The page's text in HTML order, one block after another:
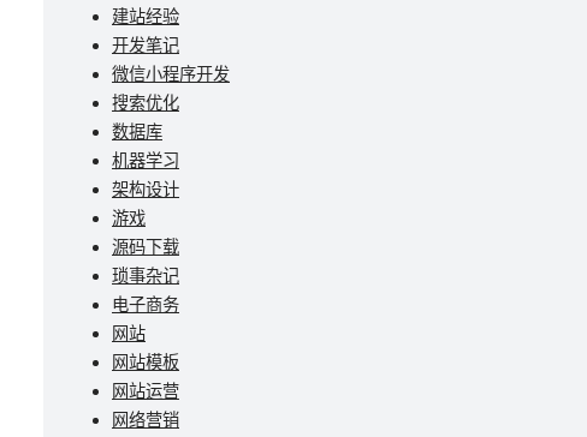
建站经验
开发笔记
微信小程序开发
搜索优化
数据库
机器学习
架构设计
游戏
源码下载
琐事杂记
电子商务
网站
网站模板
网站运营
网络营销